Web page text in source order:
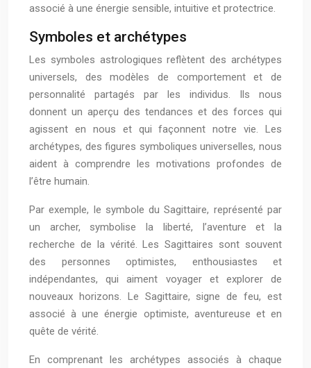
associé à une énergie sensible, intuitive et protectrice.
Symboles et archétypes
Les symboles astrologiques reflètent des archétypes
universels, des modèles de comportement et de
personnalité partagés par les individus. Ils nous
donnent un aperçu des tendances et des forces qui
agissent en nous et qui façonnent notre vie. Les
archétypes, des figures symboliques universelles, nous
aident à comprendre les motivations profondes de
l’être humain.
Par exemple, le symbole du Sagittaire, représenté par
un archer, symbolise la liberté, l’aventure et la
recherche de la vérité. Les Sagittaires sont souvent
des personnes optimistes, enthousiastes et
indépendantes, qui aiment voyager et explorer de
nouveaux horizons. Le Sagittaire, signe de feu, est
associé à une énergie optimiste, aventureuse et en
quête de vérité.
En comprenant les archétypes associés à chaque